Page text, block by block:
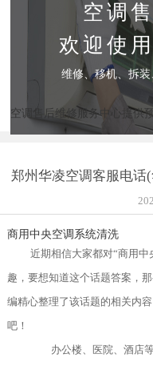
空调
欢迎使
维修、移机、拆
空调售后维修服务中心提供
郑州华凌空调客服电话
商用中央空调系统清洗
近期相信大家都对“商用
趣，要想知道这个话题答案，
编精心整理了该话题的相关内
吧！
办公楼、医院、酒店等